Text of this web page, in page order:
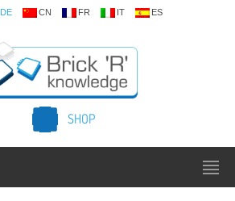
DE CN FR IT ES
SHOP